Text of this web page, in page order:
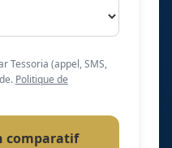
Tessoria (appel, SMS,
Politique de
comparatif